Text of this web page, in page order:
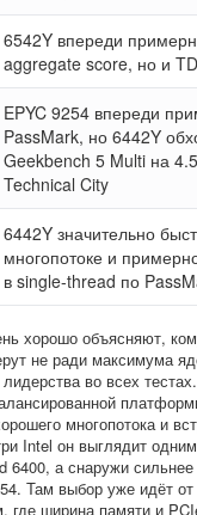
6542Y впереди
aggregate score, но и
EPYC 9254 впереди
PassMark, но 6442Y
Geekbench 5 Multi на
Technical City
6442Y значительно
многопотоке и
в single-thread по
хорошо объясняют,
не ради максимума
во всех
многопотока и
Intel он выглядит
6400, а снаружи сильнее
Там выбор уже идёт
где ширина памяти и